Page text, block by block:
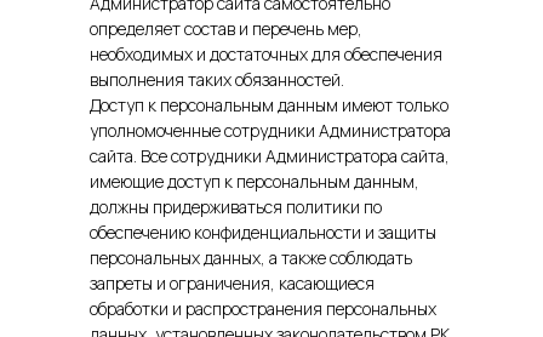
определяет состав и перечень мер,
необходимых и достаточных для обеспечения
выполнения таких обязанностей.
Доступ к персональным данным имеют только
уполномоченные сотрудники Администратора
сайта. Все сотрудники Администратора сайта,
имеющие доступ к персональным данным,
должны придерживаться политики по
обеспечению конфиденциальности и защиты
персональных данных, а также соблюдать
запреты и ограничения, касающиеся
обработки и распространения персональных